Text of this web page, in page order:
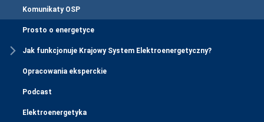
Komunikaty OSP
Prosto o energetyce
Jak funkcjonuje Krajowy System Elektroenergetyczny?
Opracowania eksperckie
Podcast
Elektroenergetyka